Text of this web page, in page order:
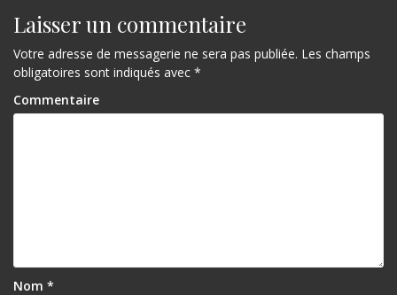
t
i
c
l
Laisser un commentaire
Votre adresse de messagerie ne sera pas publiée. Les champs
obligatoires sont indiqués avec *
Commentaire
Nom *